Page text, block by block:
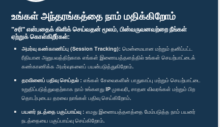
உங்கள் அந்தரங்கத்தை நாம் மதிக்கிறோம்
"சரி" என்பதைக் கிளிக் செய்வதன் மூலம், பின்வருவனவற்றை நீங்கள்
ஏற்றுக் கொள்கிறீர்கள்:
அமர்வு கண்காணிப்பு (Session Tracking): மென்மையான மற்றும் தனிப்பட்ட
ரீதியான அனுபவத்திற்காக எங்கள் இணையத்தளத்தில் உங்கள் செயற்பாட்டைக்
கண்காணிக்க அமர்வுகளைப் பயன்படுத்துகிறோம்.
தரவினைப் பதிவு செய்தல் : எங்கள் சேவைகளின் பாதுகாப்பு மற்றும் செயற்பாட்டை
உறுதிப்படுத்துவதற்காக நாம் உங்களது IP முகவரி, சாதன விவரங்கள் மற்றும் பிற
தொடர்புடைய தரவை நாங்கள் பதிவு செய்கிறோம்.
பயனர் நடத்தை பகுப்பாய்வு : எமது இணையத்தளத்தை மேம்படுத்த நாம் பயனர்
நடத்தையை பகுப்பாய்வு செய்கிறோம்.
எம்மை பின்தொடர்க :
விருதுகள்
தனியுரிமைக் கொள்கை